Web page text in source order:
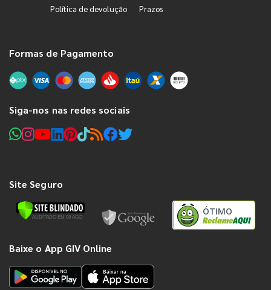
Política de devolução Prazos
Formas de Pagamento
Siga-nos nas redes sociais
Site Seguro
ÓTIMO
Baixe o App GIV Online